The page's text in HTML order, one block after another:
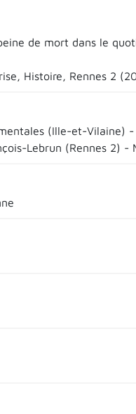
de mort dans le
Histoire, Rennes 2
(Ille-et-Vilaine) -
Lebrun (Rennes 2) -